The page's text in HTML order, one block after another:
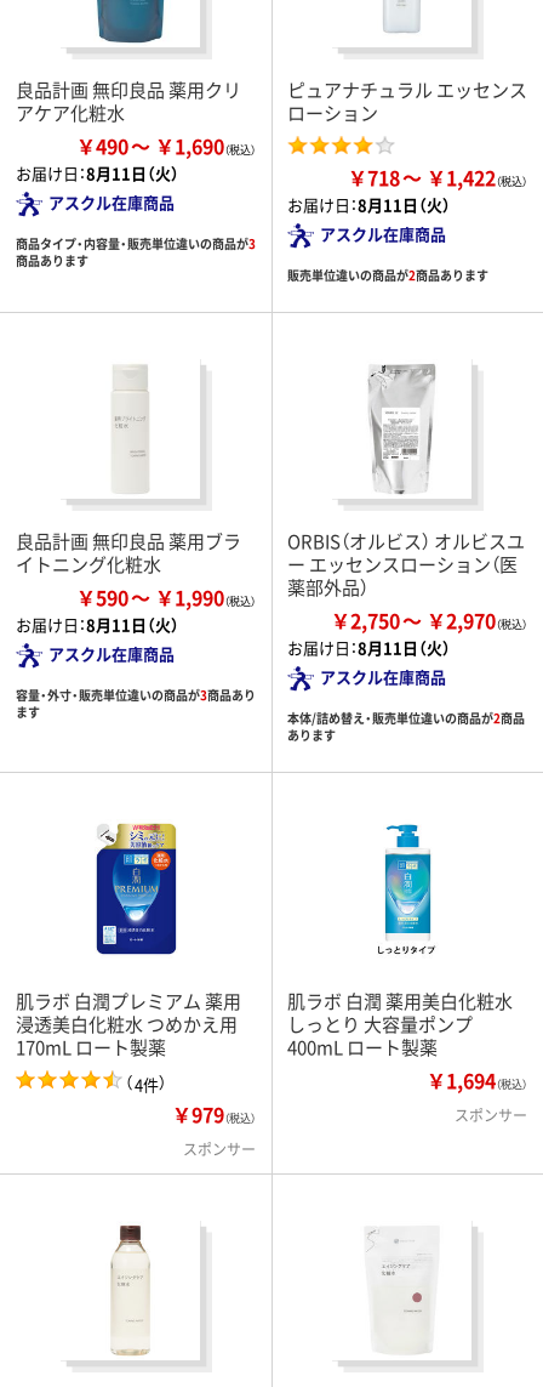
良品計画 無印良品 薬用クリ
アケア化粧水
￥490 ￥1,690
お届け日：8月11日（火）
アスクル在庫商品
商品タイプ・内容量・販売単位違いの商品が3
商品あります
ピュアナチュラル エッセンス
ローション
￥718 ￥1,422
お届け日：8月11日（火）
アスクル在庫商品
販売単位違いの商品が2商品あります
良品計画 無印良品 薬用ブラ
イトニング化粧水
￥590 ￥1,990
お届け日：8月11日（火）
アスクル在庫商品
容量・外寸・販売単位違いの商品が3商品あり
ます
ORBIS（オルビス） オルビスユ
ー エッセンスローション（医
薬部外品）
￥2,750 ￥2,970
お届け日：8月11日（火）
アスクル在庫商品
本体/詰め替え・販売単位違いの商品が2商品
あります
肌ラボ 白潤プレミアム 薬用
浸透美白化粧水 つめかえ用
170mL ロート製薬
（4件）
￥979（税込）
スポンサー
肌ラボ 白潤 薬用美白化粧水
しっとり 大容量ポンプ
400mL ロート製薬
￥1,694（税込）
スポンサー